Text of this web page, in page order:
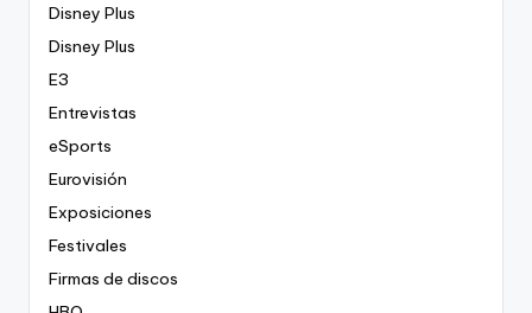
Disney Plus
Disney Plus
E3
Entrevistas
eSports
Eurovisión
Exposiciones
Festivales
Firmas de discos